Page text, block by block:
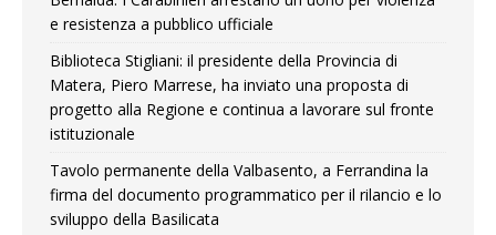
e resistenza a pubblico ufficiale
Biblioteca Stigliani: il presidente della Provincia di
Matera, Piero Marrese, ha inviato una proposta di
progetto alla Regione e continua a lavorare sul fronte
istituzionale
Tavolo permanente della Valbasento, a Ferrandina la
firma del documento programmatico per il rilancio e lo
sviluppo della Basilicata